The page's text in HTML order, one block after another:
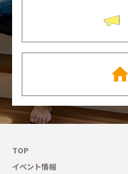
TOP
イベント情報